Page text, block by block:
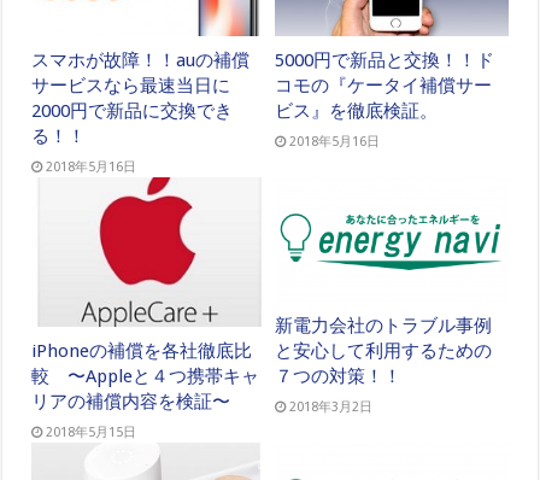
スマホが故障！！auの補償
サービスなら最速当日に
2000円で新品に交換でき
る！！
2018年5月16日
5000円で新品と交換！！ド
コモの『ケータイ補償サー
ビス』を徹底検証。
2018年5月16日
iPhoneの補償を各社徹底比
較 〜Appleと４つ携帯キャ
リアの補償内容を検証〜
2018年5月15日
新電力会社のトラブル事例
と安心して利用するための
７つの対策！！
2018年3月2日